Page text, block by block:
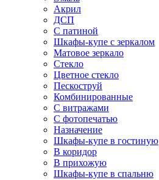
Акрил
ДСП
С патиной
Шкафы-купе с зеркалом
Матовое зеркало
Стекло
Цветное стекло
Пескоструй
Комбинированные
С витражами
С фотопечатью
Назначение
Шкафы-купе в гостиную
В коридор
В прихожую
Шкафы-купе в спальню